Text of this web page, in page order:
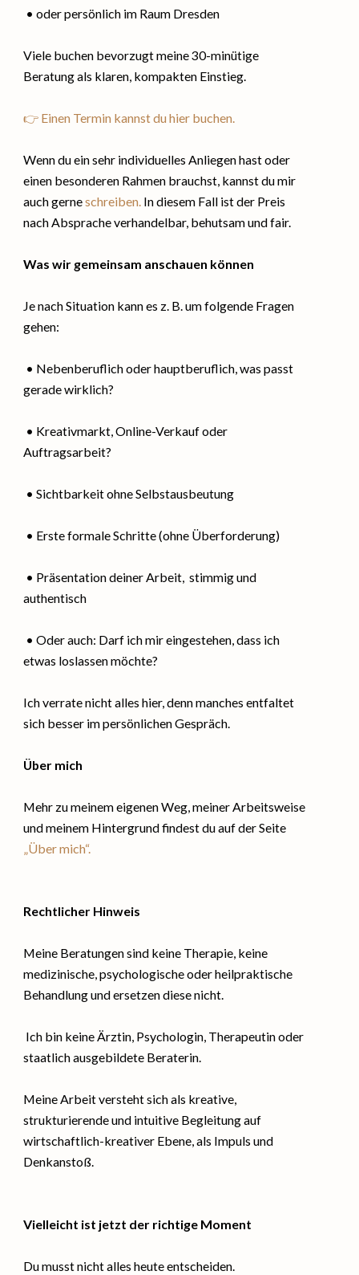
• oder persönlich im Raum Dresden
Viele buchen bevorzugt meine 30-minütige
Beratung als klaren, kompakten Einstieg.
👉 Einen Termin kannst du hier buchen.
Wenn du ein sehr individuelles Anliegen hast oder
einen besonderen Rahmen brauchst, kannst du mir
auch gerneschreiben. In diesem Fall ist der Preis
nach Absprache verhandelbar, behutsam und fair.
Was wir gemeinsam anschauen können
Je nach Situation kann es z. B. um folgende Fragen
gehen:
• Nebenberuflich oder hauptberuflich, was passt
gerade wirklich?
• Kreativmarkt, Online-Verkauf oder
Auftragsarbeit?
• Sichtbarkeit ohne Selbstausbeutung
• Erste formale Schritte (ohne Überforderung)
• Präsentation deiner Arbeit, stimmig und
authentisch
• Oder auch: Darf ich mir eingestehen, dass ich
etwas loslassen möchte?
Ich verrate nicht alles hier, denn manches entfaltet
sich besser im persönlichen Gespräch.
Über mich
Mehr zu meinem eigenen Weg, meiner Arbeitsweise
und meinem Hintergrund findest du auf der Seite
„Über mich“.
Rechtlicher Hinweis
Meine Beratungen sind keine Therapie, keine
medizinische, psychologische oder heilpraktische
Behandlung und ersetzen diese nicht.
Ich bin keine Ärztin, Psychologin, Therapeutin oder
staatlich ausgebildete Beraterin.
Meine Arbeit versteht sich als kreative,
strukturierende und intuitive Begleitung auf
wirtschaftlich-kreativer Ebene, als Impuls und
Denkanstoß.
Vielleicht ist jetzt der richtige Moment
Du musst nicht alles heute entscheiden.